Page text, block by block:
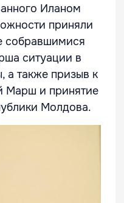
Иланом
приняли
собравшимися
ситуации в
а также призыв к
Марш и принятие
Молдова.